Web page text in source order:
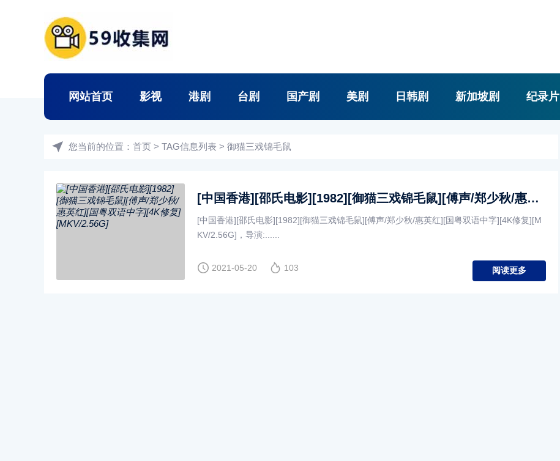
网站首页 影视 港剧 台剧 国产剧 美剧 日韩剧 新加坡剧 纪录片
您当前的位置： 首页 > TAG信息列表 > 御猫三戏锦毛鼠
[中国香港][邵氏电影][1982][御猫三戏锦毛鼠][傅声/郑少秋/惠英红][国粤双语中字][4K修复][MKV/2.56G]
[中国香港][邵氏电影][1982][御猫三戏锦毛鼠][傅声/郑少秋/惠英红][国粤双语中字][4K修复][M
KV/2.56G]，导演:......
2021-05-20 103 阅读更多